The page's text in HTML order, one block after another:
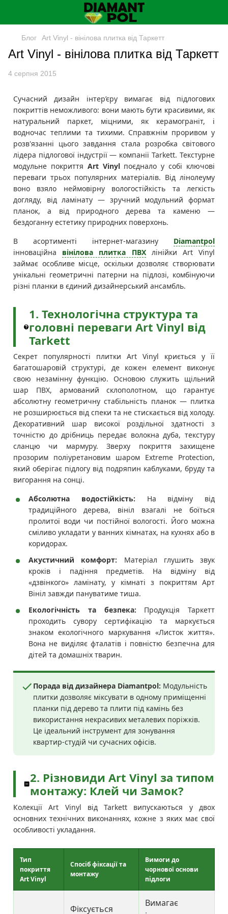
Блог Art Vinyl - вінілова плитка від Таркетт
Art Vinyl - вінілова плитка від Таркетт
4 серпня 2015
Сучасний дизайн інтер’єру вимагає від підлогових
покриттів неможливого: вони мають бути красивими, як
натуральний паркет, міцними, як керамограніт, і
водночас теплими та тихими. Справжнім проривом у
розв'язанні цього завдання стала розробка світового
лідера підлогової індустрії — компанії Tarkett. Текстурне
модульне покриття Art Vinylпоєднало у собі ключові
переваги трьох популярних матеріалів. Від лінолеуму
воно взяло неймовірну вологостійкість та легкість
догляду, від ламінату — зручний модульний формат
планок, а від природного дерева та каменю —
бездоганну естетику природних поверхонь.
В асортименті інтернет-магазину Diamantpol
інноваційна вінілова плитка ПВХлінійки Art Vinyl
займає особливе місце, оскільки дозволяє створювати
унікальні геометричні патерни на підлозі, комбінуючи
різні планки в єдиний дизайнерський ансамбль.
1. Технологічна структура та
головні переваги Art Vinyl від
Tarkett
Секрет популярності плитки Art Vinyl криється у її
багатошаровій структурі, де кожен елемент виконує
свою незамінну функцію. Основою служить щільний
шар ПВХ, армований склополотном, що гарантує
абсолютну геометричну стабільність планок — плитка
не розширюється від спеки та не стискається від холоду.
Декоративний шар високої роздільної здатності з
точністю до дрібниць передає волокна дуба, текстуру
сланцю чи мармуру. Зверху покриття захищене
прозорим поліуретановим шаром Extreme Protection,
який оберігає підлогу від подряпин каблуками, бруду та
вигорання на сонці.
Абсолютна водостійкість: На відміну від
традиційного дерева, вініл взагалі не боїться
пролитої води чи постійної вологості. Його можна
сміливо укладати у ванних кімнатах, на кухнях або в
коридорах.
Акустичний комфорт: Матеріал глушить звук
кроків і падіння предметів. На відміну від
«дзвінкого» ламінату, у кімнаті з покриттям Арт
Вініл завжди пануватиме тиша.
Екологічність та безпека: Продукція Таркетт
проходить сувору сертифікацію та маркується
знаком екологічного маркування «Листок життя».
Вона не виділяє фталатів і повністю безпечна для
дітей та домашніх тварин.
Порада від дизайнера Diamantpol: Модульність
плитки дозволяє міксувати в одному приміщенні
планки під дерево та плити під камінь без
використання некрасивих металевих поріжків.
Це ідеальний інструмент для зонування
квартир-студій чи сучасних офісів.
2. Різновиди Art Vinyl за типом
монтажу: Клей чи Замок?
Колекції Art Vinyl від Tarkett випускаються у двох
основних технічних виконаннях, кожне з яких має свої
особливості укладання.
Тип
покриття
Art Vinyl
Спосіб фіксації та
монтажу
Вимоги до
чорнової основи
підлоги
Фіксується
Вимагає